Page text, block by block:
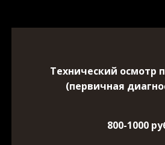
Технический осмотр
(первичная
800-1000